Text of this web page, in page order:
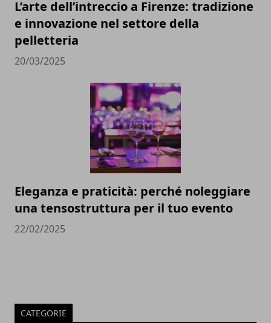
L’arte dell’intreccio a Firenze: tradizione
e innovazione nel settore della
pelletteria
20/03/2025
Eleganza e praticità: perché noleggiare
una tensostruttura per il tuo evento
22/02/2025
CATEGORIE